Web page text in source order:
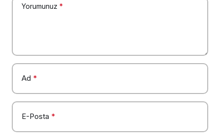
Yorumunuz *
Ad *
E-Posta *